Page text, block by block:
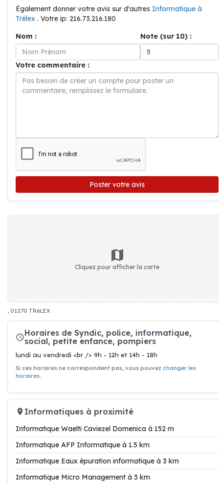
Également donner votre avis sur d'autres Informatique à
Trélex . Votre ip: 216.73.216.180
Nom :
Note (sur 10) :
Votre commentaire :
Poster votre avis
Cliquez pour afficher la carte
, 01270 TRéLEX
Horaires de Syndic, police, informatique,
social, petite enfance, pompiers
lundi au vendredi <br /> 9h - 12h et 14h - 18h
Si ces horaires ne correspondent pas, vous pouvez changer les
horaires.
Informatiques à proximité
Informatique Waelti Caviezel Domenica à 152 m
Informatique AFP Informatique à 1.5 km
Informatique Eaux épuration informatique à 3 km
Informatique Micro Management à 3 km